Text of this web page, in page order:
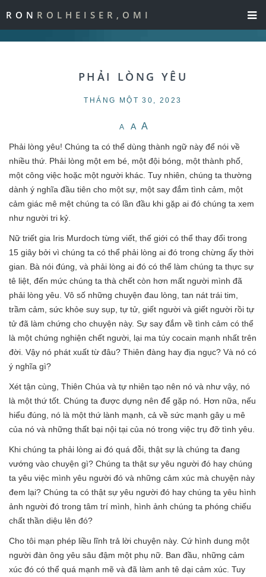
RON ROLHEISER,OMI
PHẢI LÒNG YÊU
THÁNG MỘT 30, 2023
A A A
Phải lòng yêu! Chúng ta có thể dùng thành ngữ này để nói về
nhiều thứ. Phải lòng một em bé, một đội bóng, một thành phố,
một công việc hoặc một người khác. Tuy nhiên, chúng ta thường
dành ý nghĩa đầu tiên cho một sự, một say đắm tình cảm, một
cảm giác mê mệt chúng ta có lần đầu khi gặp ai đó chúng ta xem
như người tri kỷ.
Nữ triết gia Iris Murdoch từng viết, thế giới có thể thay đổi trong
15 giây bởi vì chúng ta có thể phải lòng ai đó trong chừng ấy thời
gian. Bà nói đúng, và phải lòng ai đó có thể làm chúng ta thực sự
tê liệt, đến mức chúng ta thà chết còn hơn mất người mình đã
phải lòng yêu. Vô số những chuyện đau lòng, tan nát trái tim,
trầm cảm, sức khỏe suy sụp, tự tử, giết người và giết người rồi tự
tử đã làm chứng cho chuyện này. Sự say đắm về tình cảm có thể
là một chứng nghiện chết người, lại ma túy cocain mạnh nhất trên
đời. Vậy nó phát xuất từ đâu? Thiên đàng hay địa ngục? Và nó có
ý nghĩa gì?
Xét tận cùng, Thiên Chúa và tự nhiên tạo nên nó và như vậy, nó
là một thứ tốt. Chúng ta được dựng nên để gặp nó. Hơn nữa, nếu
hiểu đúng, nó là một thứ lành mạnh, cả về sức mạnh gây u mê
của nó và những thất bại nội tại của nó trong việc trụ đỡ tình yêu.
Khi chúng ta phải lòng ai đó quá đỗi, thật sự là chúng ta đang
vướng vào chuyện gì? Chúng ta thật sự yêu người đó hay chúng
ta yêu việc mình yêu người đó và những cảm xúc mà chuyện này
đem lại? Chúng ta có thật sự yêu người đó hay chúng ta yêu hình
ảnh người đó trong tâm trí mình, hình ảnh chúng ta phóng chiếu
chất thần diệu lên đó?
Cho tôi mạn phép liều lĩnh trả lời chuyện này. Cứ hình dung một
người đàn ông yêu sâu đậm một phụ nữ. Ban đầu, những cảm
xúc đó có thể quá mạnh mẽ và đã làm anh tê dại cảm xúc. Tuy